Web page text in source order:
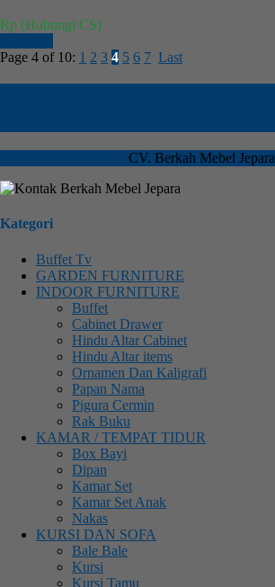
Rp (Hubungi CS)
Page 4 of 10: 1 2 3 4 5 6 7 Last
CV. Berkah Mebel Jepara
Kategori
Buffet Tv
GARDEN FURNITURE
INDOOR FURNITURE
Buffet
Cabinet Drawer
Hindu Altar Cabinet
Hindu Altar items
Ornamen Dan Kaligrafi
Papan Nama
Pigura Cermin
Rak Buku
KAMAR / TEMPAT TIDUR
Box Bayi
Dipan
Kamar Set
Kamar Set Anak
Nakas
KURSI DAN SOFA
Bale Bale
Kursi
Kursi Tamu